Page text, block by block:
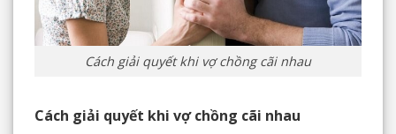
Cách giải quyết khi vợ chồng cãi nhau
Cách giải quyết khi vợ chồng cãi nhau